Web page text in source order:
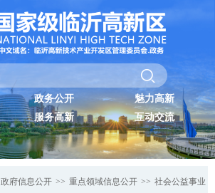
政务公开
魅力高新
服务高新
互动交流
政府信息公开 >> 重点领域信息公开 >> 社会公益事业